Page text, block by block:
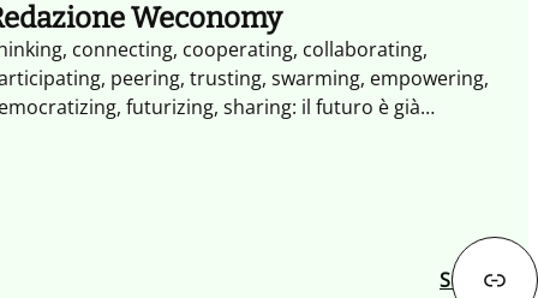
Successivo
Weconomy
connecting, cooperating, collaborating,
peering, trusting, swarming, empowering,
futurizing, sharing: il futuro è già